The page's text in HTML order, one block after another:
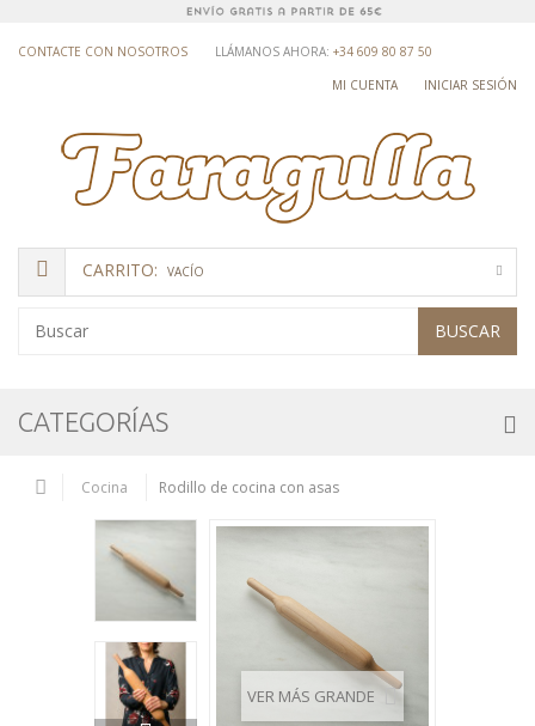
CONTACTE CON NOSOTROS LLÁMANOS AHORA: +34 609 80 87 50
INICIAR SESIÓN
MI CUENTA
CARRITO: VACÍO
BUSCAR
CATEGORÍAS
Cocina Rodillo de cocina con asas
VER MÁS GRANDE